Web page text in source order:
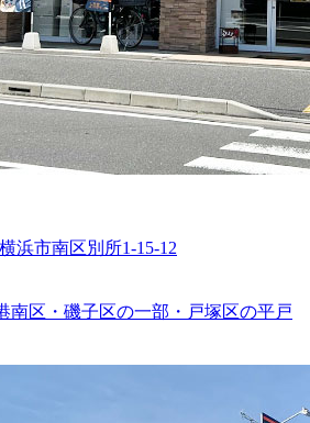
浜市南区別所1-15-12
南区・磯子区の一部・戸塚区の平戸